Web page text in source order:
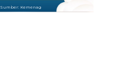
Sumber: Kemenag